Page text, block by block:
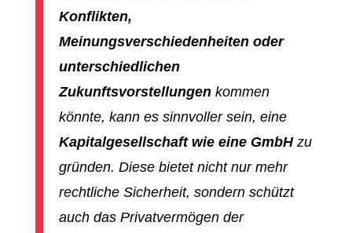
Konflikten,
Meinungsverschiedenheiten oder
unterschiedlichen
Zukunftsvorstellungenkommen
könnte, kann es sinnvoller sein, eine
Kapitalgesellschaft wie eine GmbHzu
gründen. Diese bietet nicht nur mehr
rechtliche Sicherheit, sondern schützt
auch das Privatvermögen der